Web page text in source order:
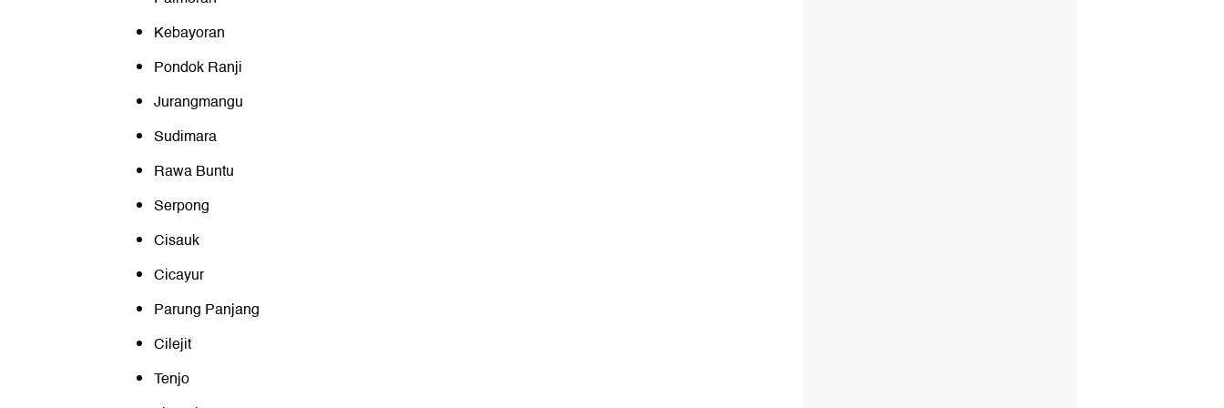
Kebayoran
Pondok Ranji
Jurangmangu
Sudimara
Rawa Buntu
Serpong
Cisauk
Cicayur
Parung Panjang
Cilejit
Tenjo